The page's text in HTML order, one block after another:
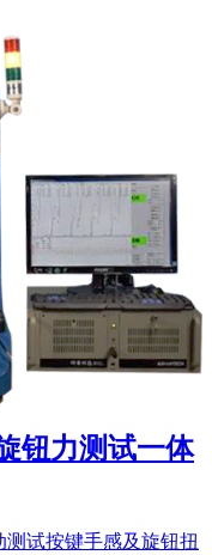
钮力测试一体
测试按键手感及旋钮扭